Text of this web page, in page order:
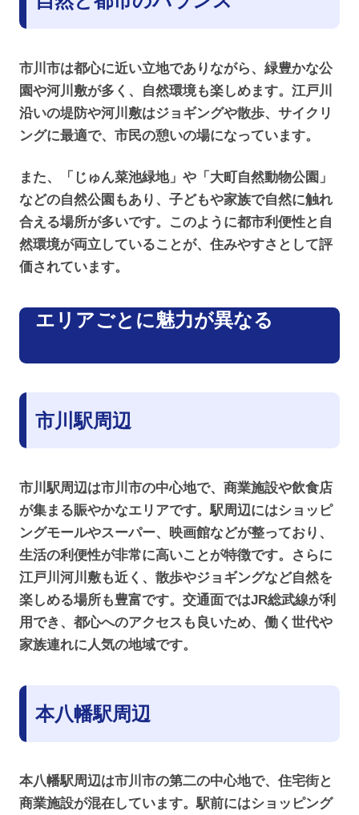
市川市は都心に近い立地でありながら、緑豊かな公
園や河川敷が多く、自然環境も楽しめます。江戸川
沿いの堤防や河川敷はジョギングや散歩、サイクリ
ングに最適で、市民の憩いの場になっています。
また、「じゅん菜池緑地」や「大町自然動物公園」
などの自然公園もあり、子どもや家族で自然に触れ
合える場所が多いです。このように都市利便性と自
然環境が両立していることが、住みやすさとして評
価されています。
エリアごとに魅力が異なる
市川駅周辺
市川駅周辺は市川市の中心地で、商業施設や飲食店
が集まる賑やかなエリアです。駅周辺にはショッピ
ングモールやスーパー、映画館などが整っており、
生活の利便性が非常に高いことが特徴です。さらに
江戸川河川敷も近く、散歩やジョギングなど自然を
楽しめる場所も豊富です。交通面ではJR総武線が利
用でき、都心へのアクセスも良いため、働く世代や
家族連れに人気の地域です。
本八幡駅周辺
本八幡駅周辺は市川市の第二の中心地で、住宅街と
商業施設が混在しています。駅前にはショッピング